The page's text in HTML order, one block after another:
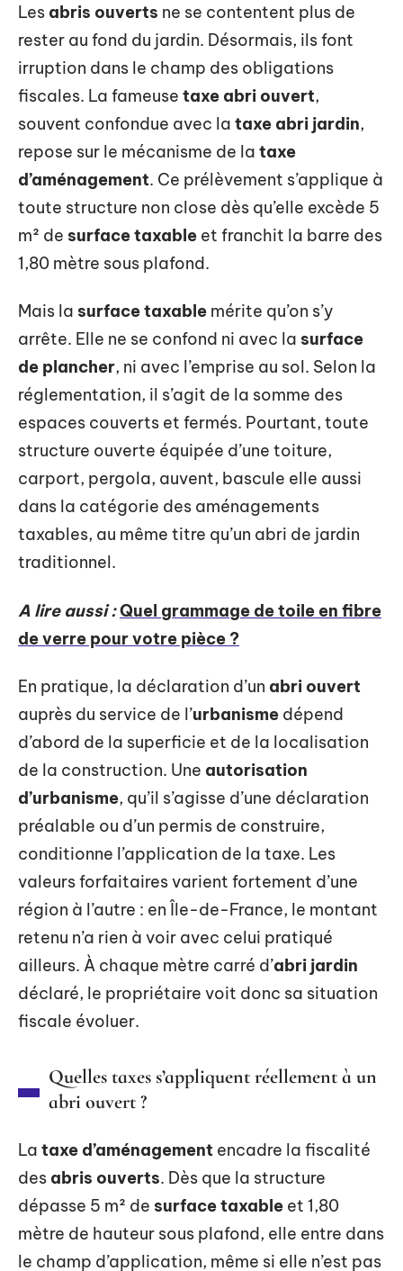
Les abris ouverts ne se contentent plus de
rester au fond du jardin. Désormais, ils font
irruption dans le champ des obligations
fiscales. La fameuse taxe abri ouvert,
souvent confondue avec la taxe abri jardin,
repose sur le mécanisme de la taxe
d’aménagement. Ce prélèvement s’applique à
toute structure non close dès qu’elle excède 5
m² de surface taxable et franchit la barre des
1,80 mètre sous plafond.
Mais la surface taxable mérite qu’on s’y
arrête. Elle ne se confond ni avec la surface
de plancher, ni avec l’emprise au sol. Selon la
réglementation, il s’agit de la somme des
espaces couverts et fermés. Pourtant, toute
structure ouverte équipée d’une toiture,
carport, pergola, auvent, bascule elle aussi
dans la catégorie des aménagements
taxables, au même titre qu’un abri de jardin
traditionnel.
A lire aussi :Quel grammage de toile en fibre
de verre pour votre pièce ?
En pratique, la déclaration d’un abri ouvert
auprès du service de l’urbanisme dépend
d’abord de la superficie et de la localisation
de la construction. Une autorisation
d’urbanisme, qu’il s’agisse d’une déclaration
préalable ou d’un permis de construire,
conditionne l’application de la taxe. Les
valeurs forfaitaires varient fortement d’une
région à l’autre : en Île-de-France, le montant
retenu n’a rien à voir avec celui pratiqué
ailleurs. À chaque mètre carré d’abri jardin
déclaré, le propriétaire voit donc sa situation
fiscale évoluer.
Quelles taxes s’appliquent réellement à un
abri ouvert ?
La taxe d’aménagement encadre la fiscalité
des abris ouverts. Dès que la structure
dépasse 5 m² de surface taxable et 1,80
mètre de hauteur sous plafond, elle entre dans
le champ d’application, même si elle n’est pas